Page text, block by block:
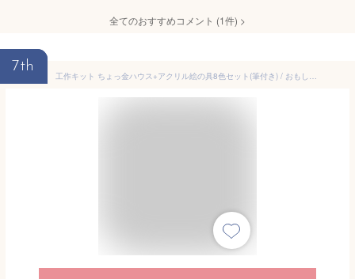
全てのおすすめコメント (1件) >
7th
工作キット ちょっ金ハウス+アクリル絵の具8色セット(筆付き) / おもしろ貯金箱工作 手作りのかわいい家型貯金箱 (木工) 貯金箱 お絵描き 簡単 工作 手作り セット キット 手作りセット 工作セット 手作りキット かわいい 面白い 自由工作 夏休み 工作 男の子 女の子